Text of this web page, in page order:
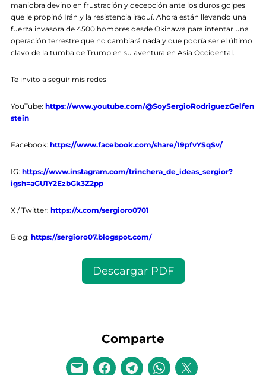
maniobra devino en frustración y decepción ante los duros golpes
que le propinó Irán y la resistencia iraquí. Ahora están llevando una
fuerza invasora de 4500 hombres desde Okinawa para intentar una
operación terrestre que no cambiará nada y que podría ser el último
clavo de la tumba de Trump en su aventura en Asia Occidental.
Te invito a seguir mis redes
YouTube: https://www.youtube.com/@SoySergioRodriguezGelfen
stein
Facebook: https://www.facebook.com/share/19pfvYSqSv/
IG: https://www.instagram.com/trinchera_de_ideas_sergior?
igsh=aGU1Y2EzbGk3Z2pp
X / Twitter: https://x.com/sergioro0701
Blog: https://sergioro07.blogspot.com/
Descargar PDF
Comparte